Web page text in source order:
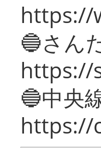
https://
🔵さん
https://
🔵中央
https://